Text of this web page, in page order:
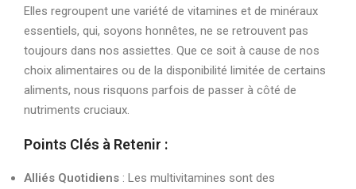
Elles regroupent une variété de vitamines et de minéraux
essentiels, qui, soyons honnêtes, ne se retrouvent pas
toujours dans nos assiettes. Que ce soit à cause de nos
choix alimentaires ou de la disponibilité limitée de certains
aliments, nous risquons parfois de passer à côté de
nutriments cruciaux.
Points Clés à Retenir :
Alliés Quotidiens : Les multivitamines sont des